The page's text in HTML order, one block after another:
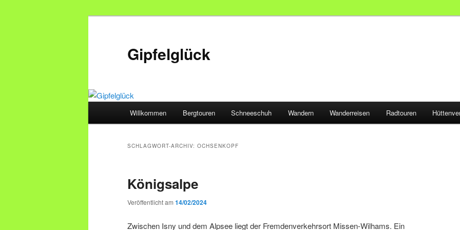
Gipfelglück
Willkommen Bergtouren Schneeschuh Wandern Wanderreisen Radtouren
SCHLAGWORT-ARCHIV: OCHSENKOPF
Königsalpe
Veröffentlicht am 14/02/2024
Zwischen Isny und dem Alpsee liegt der Fremdenverkehrsort Missen-Wilhams. Ein